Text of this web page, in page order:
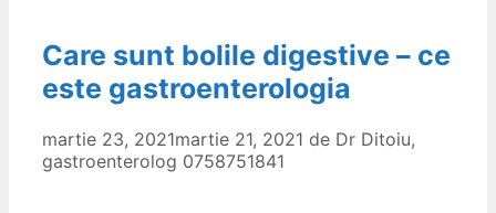
Care sunt bolile digestive – ce
este gastroenterologia
martie 23, 2021martie 21, 2021 de Dr Ditoiu,
gastroenterolog 0758751841